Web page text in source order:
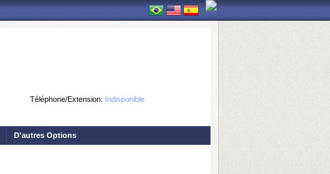
Téléphone/Extension: Indisponible
D'autres Options